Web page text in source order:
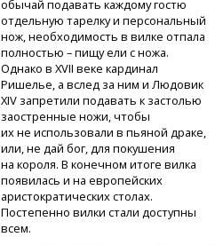
обычай подавать каждому гостю
отдельную тарелку и персональный
нож, необходимость в вилке отпала
полностью – пищу ели с ножа.
Однако в XVII веке кардинал
Ришелье, а вслед за ним и Людовик
XIV запретили подавать к застолью
заостренные ножи, чтобы
их не использовали в пьяной драке,
или, не дай бог, для покушения
на короля. В конечном итоге вилка
появилась и на европейских
аристократических столах.
Постепенно вилки стали доступны
всем.